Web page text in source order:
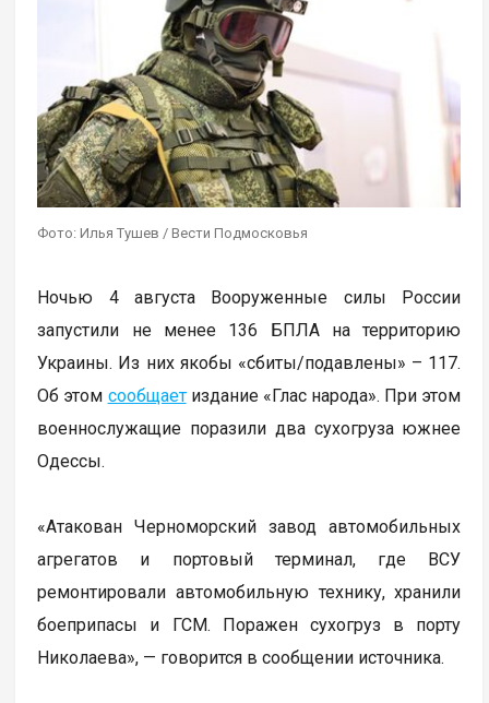
Фото: Илья Тушев / Вести Подмосковья
Ночью 4 августа Вооруженные силы России
запустили не менее 136 БПЛА на территорию
Украины. Из них якобы «сбиты/подавлены» – 117.
Об этом сообщаетиздание «Глас народа». При этом
военнослужащие поразили два сухогруза южнее
Одессы.
«Атакован Черноморский завод автомобильных
агрегатов и портовый терминал, где ВСУ
ремонтировали автомобильную технику, хранили
боеприпасы и ГСМ. Поражен сухогруз в порту
Николаева», — говорится в сообщении источника.